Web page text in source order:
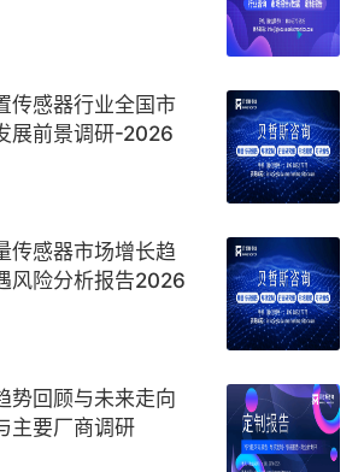
传感器行业全国市
展前景调研-2026
传感器市场增长趋
风险分析报告2026
势回顾与未来走向
主要厂商调研